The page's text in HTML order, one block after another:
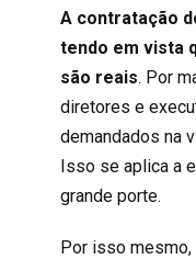
A contratação
tendo em vista
são reais. Por
diretores e
demandados na
Isso se aplica a
grande porte.
Por isso